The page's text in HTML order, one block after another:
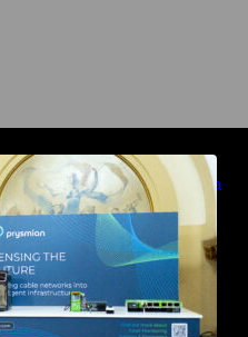
la COMM26 tehnologii de
Energy pentru monitorizarea
critice